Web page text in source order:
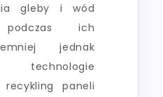
gleby i wód
podczas ich
jednak
technologie
paneli